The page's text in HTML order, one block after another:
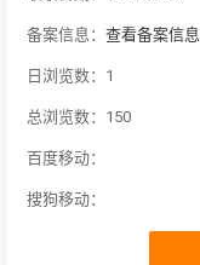
备案信息： 查看备案信息
日浏览数：1
总浏览数：150
百度移动：
搜狗移动：